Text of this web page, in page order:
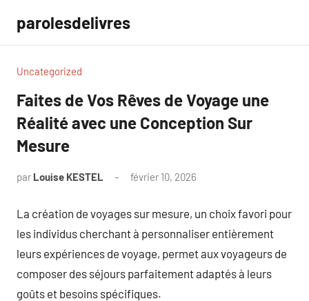
contenu
parolesdelivres
Uncategorized
Faites de Vos Rêves de Voyage une
Réalité avec une Conception Sur
Mesure
par Louise KESTEL février 10, 2026
La création de voyages sur mesure, un choix favori pour
les individus cherchant à personnaliser entièrement
leurs expériences de voyage, permet aux voyageurs de
composer des séjours parfaitement adaptés à leurs
goûts et besoins spécifiques.